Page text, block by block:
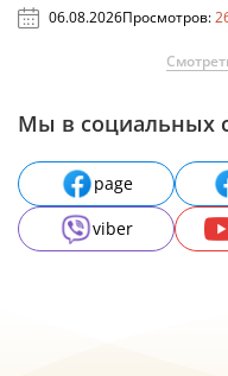
06.08.2026Просмотров:
Мы в социальных
page
viber